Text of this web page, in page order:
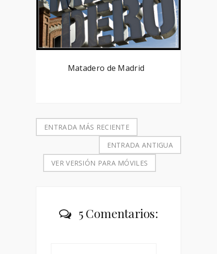
Matadero de Madrid
ENTRADA MÁS RECIENTE
ENTRADA ANTIGUA
VER VERSIÓN PARA MÓVILES
5 Comentarios: